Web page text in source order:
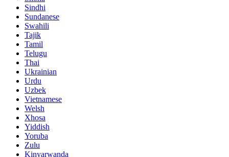
Sindhi
Sundanese
Swahili
Tajik
Tamil
Telugu
Thai
Ukrainian
Urdu
Uzbek
Vietnamese
Welsh
Xhosa
Yiddish
Yoruba
Zulu
Kinyarwanda